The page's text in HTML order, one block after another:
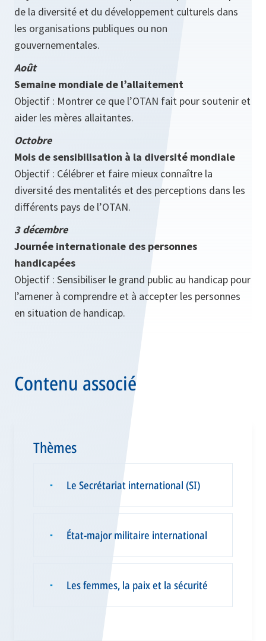
de la diversité et du développement culturels dans
les organisations publiques ou non
gouvernementales.
Août
Semaine mondiale de l’allaitement
Objectif : Montrer ce que l’OTAN fait pour soutenir et
aider les mères allaitantes.
Octobre
Mois de sensibilisation à la diversité mondiale
Objectif : Célébrer et faire mieux connaître la
diversité des mentalités et des perceptions dans les
différents pays de l’OTAN.
3 décembre
Journée internationale des personnes
handicapées
Objectif : Sensibiliser le grand public au handicap pour
l’amener à comprendre et à accepter les personnes
en situation de handicap.
Contenu associé
Thèmes
▪ Le Secrétariat international (SI)
▪ État-major militaire international
▪ Les femmes, la paix et la sécurité